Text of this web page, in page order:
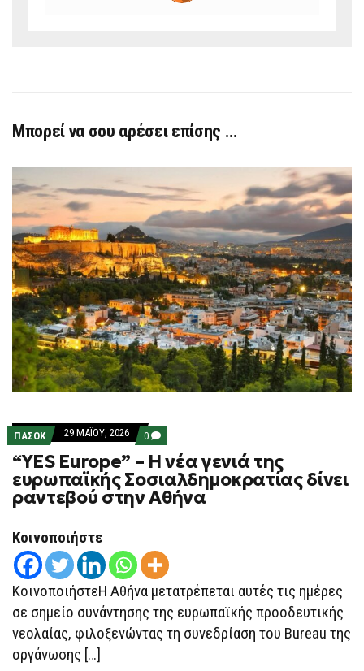
Μπορεί να σου αρέσει επίσης …
ΠΑΣΟΚ 29 ΜΑΪ́ΟΥ, 2026 0 COMMENTS
ON
“YES
EUROPE”
–
Η
ΣΟΣΙΑΛΔΗΜΟΚΡΑΤΊΑΣ
ΔΊΝΕΙ
ΡΑΝΤΕΒΟΎ
ΣΤΗΝ
“YES Europe” – Η νέα γενιά της
ευρωπαϊκής Σοσιαλδημοκρατίας δίνει
ραντεβού στην Αθήνα
Κοινοποιήστε
ΚοινοποιήστεΗ Αθήνα μετατρέπεται αυτές τις ημέρες
σε σημείο συνάντησης της ευρωπαϊκής προοδευτικής
νεολαίας, φιλοξενώντας τη συνεδρίαση του Bureau της
οργάνωσης […]